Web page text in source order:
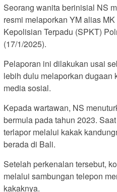
Seorang wanita berinisial NS
resmi melaporkan YM alias
Kepolisian Terpadu (SPKT)
(17/1/2025).
Pelaporan ini dilakukan usai
lebih dulu melaporkan dugaan
media sosial.
Kepada wartawan, NS
bermula pada tahun 2023.
terlapor melalui kakak
berada di Bali.
Setelah perkenalan tersebut,
melalui sambungan telepon
kakaknya.